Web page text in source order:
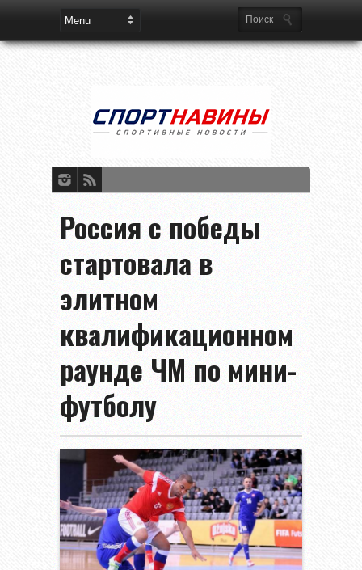
Россия c победы
стартовала в
элитном
квалификационном
раунде ЧМ по мини-
футболу